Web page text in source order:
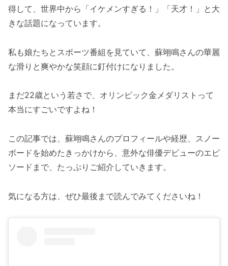
得して、世界中から「イケメンすぎる！」「天才！」と大
きな話題になっています。
私も娘たちとスポーツ番組を見ていて、蘇翊鳴さんの華麗
な滑りと爽やかな笑顔に釘付けになりました。
まだ22歳という若さで、オリンピック金メダリストって
本当にすごいですよね！
この記事では、蘇翊鳴さんのプロフィールや経歴、スノー
ボードを始めたきっかけから、意外な俳優デビューのエピ
ソードまで、たっぷりご紹介していきます。
気になる方は、ぜひ最後まで読んでみてくださいね！